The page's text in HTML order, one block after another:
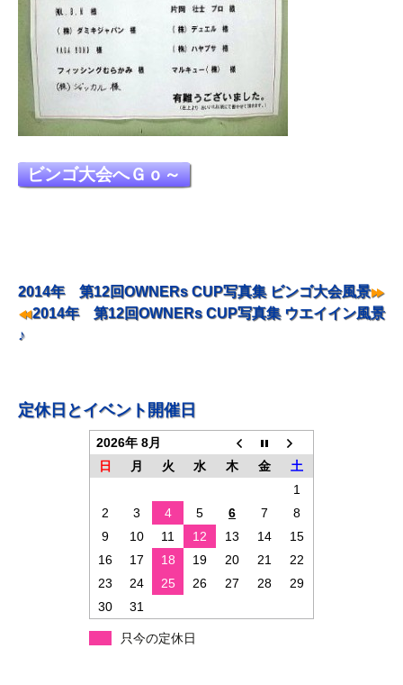
ビンゴ大会へＧｏ～
稿
ナ
ー
2014年 第12回OWNERs CUP写真集 ビンゴ大会風景
2014年 第12回OWNERs CUP写真集 ウエイイン風景
♪
定休日とイベント開催日
2026年 8月
日
月 火 水 木 金
土
1
2
3 4 5 6 7
8
9
10 11 12 13 14
15
16
17 18 19 20 21
22
23
24 25 26 27 28
29
30
31
只今の定休日